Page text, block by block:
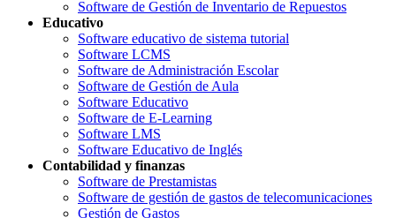
Software de Gestión de Inventario de Repuestos
Educativo
Software educativo de sistema tutorial
Software LCMS
Software de Administración Escolar
Software de Gestión de Aula
Software Educativo
Software de E-Learning
Software LMS
Software Educativo de Inglés
Contabilidad y finanzas
Software de Prestamistas
Software de gestión de gastos de telecomunicaciones
Gestión de Gastos